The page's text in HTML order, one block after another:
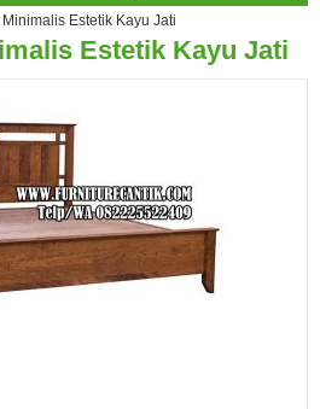
Estetik Kayu Jati
Estetik Kayu Jati